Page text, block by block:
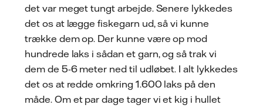
det var meget tungt arbejde. Senere lykkedes
det os at lægge fiskegarn ud, så vi kunne
trække dem op. Der kunne være op mod
hundrede laks i sådan et garn, og så trak vi
dem de 5-6 meter ned til udløbet. I alt lykkedes
det os at redde omkring 1.600 laks på den
måde. Om et par dage tager vi et kig i hullet